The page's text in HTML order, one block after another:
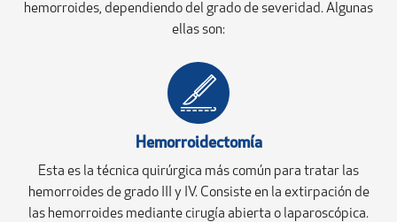
hemorroides, dependiendo del grado de severidad. Algunas
ellas son:
Hemorroidectomía
Esta es la técnica quirúrgica más común para tratar las
hemorroides de grado III y IV. Consiste en la extirpación de
las hemorroides mediante cirugía abierta o laparoscópica.